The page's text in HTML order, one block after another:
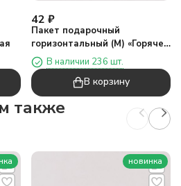
42 ₽
Пакет подарочный
горизонтальный (М) «Горячее
яблоко один», бежевый
(25,4*20*9,5)
В наличии 236 шт.
В корзину
также
новинка